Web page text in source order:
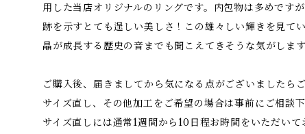
用した当店オリジナルのリングです。内包物は多めです
跡を示すとても逞しい美しさ！この雄々しい輝きを見て
晶が成長する歴史の音までも聞こえてきそうな気がしま
ご購入後、届きましてから気になる点がございましたら
サイズ直し、その他加工をご希望の場合は事前にご相談
サイズ直しには通常1週間から10日程お時間をいただいて